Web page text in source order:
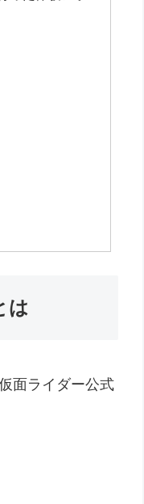
は
面ライダー公式